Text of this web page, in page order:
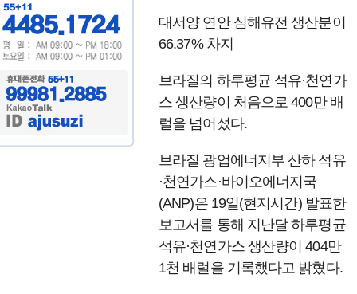
대서양 연안 심해유전 생산분이
66.37% 차지
브라질의 하루평균 석유·천연가
스 생산량이 처음으로 400만 배
럴을 넘어섰다.
브라질 광업에너지부 산하 석유
·천연가스·바이오에너지국
(ANP)은 19일(현지시간) 발표한
보고서를 통해 지난달 하루평균
석유·천연가스 생산량이 404만
1천 배럴을 기록했다고 밝혔다.